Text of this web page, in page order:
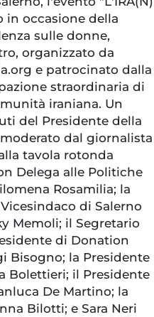
in occasione della
sulle donne,
organizzato da
e patrocinato dalla
straordinaria di
iraniana. Un
del Presidente della
dal giornalista
tavola rotonda
Delega alle Politiche
Rosamilia; la
di Salerno
Memoli; il Segretario
di Donation
Bisogno; la Presidente
Bolettieri; il Presidente
De Martino; la
Bilotti; e Sara Neri